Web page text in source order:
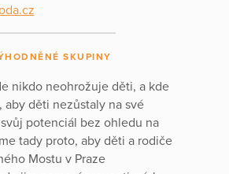
SKUPINY
nikdo neohrožuje děti, a kde
děti nezůstaly na své
potenciál bez ohledu na
tady proto, aby děti a rodiče
Mostu v Praze